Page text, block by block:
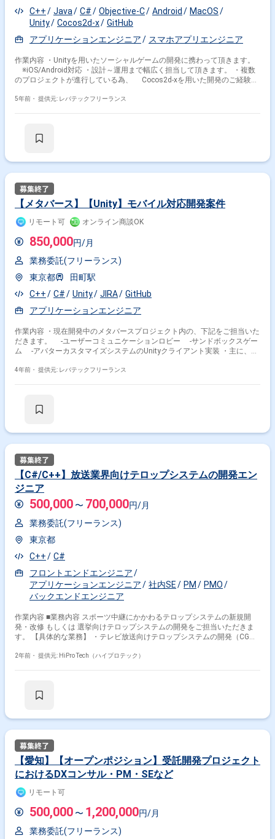
C++
Java C# Objective-C Android
MacOS
Unity
Cocos2d-x
GitHub
アプリケーションエンジニア
スマホアプリエンジニア
作業内容 ・Unityを用いたソーシャルゲームの開発に携わって頂きます。
※iOS/Android対応 ・設計～運用まで幅広く担当して頂きます。 ・複数
のプロジェクトが進行している為、 Cocos2d-xを用いた開発のご経験者
当範囲は、スキルや経験および進捗状況により変動いたします。
5年前・ 提供元: レバテックフリーランス
【メタバース】【Unity】モバイル対応開発案件
リモート可 オンライン商談OK
850,000円/月
業務委託(フリーランス)
東京都
田町駅
C++
C# Unity JIRA
GitHub
アプリケーションエンジニア
作業内容 ・現在開発中のメタバースプロジェクト内の、下記をご担当いた
だきます。 -ユーザーコミュニケーションロビー -サンドボックスゲー
ム -アバターカスタマイズシステムのUnityクライアント実装 ・主に、現
やパフォーマンスチューニング、 モバイル用課金の開発実装など）をご
4年前・ 提供元: レバテックフリーランス
【C#/C++】放送業界向けテロップシステムの開発エン
ジニア
500,000 〜 700,000円/月
業務委託(フリーランス)
東京都
C++
C#
フロントエンドエンジニア
アプリケーションエンジニア
社内SE PM
PMO
バックエンドエンジニア
作業内容 ■業務内容 スポーツ中継にかかわるテロップシステムの新規開
発・改修 もしくは 選挙向けテロップシステムの開発をご担当いただきま
す。 【具体的な業務】 ・テレビ放送向けテロップシステムの開発（CG制
カーレース等のリアルタイム情報（タイム・順位等）処理システムの開発
→貸与予定 ■募集背景・課題 同社では、放送・放映業界向けにテロップシ
に参画いただく想定です。 他にも秋に行われるスポーツの中継などもあ
り、 リソースが不足しているためご支援いただきたいです。
2年前・ 提供元: HiPro Tech（ハイプロテック）
【愛知】【オープンポジション】受託開発プロジェクト
におけるDXコンサル・PM・SEなど
リモート可
500,000 〜 1,200,000円/月
業務委託(フリーランス)
C# × サーバーサイドエンジニア
業界で絞り込む
C# × サービス C# × ソーシャルゲーム
C# × 物流
C# × 官公庁
特徴で絞り込む